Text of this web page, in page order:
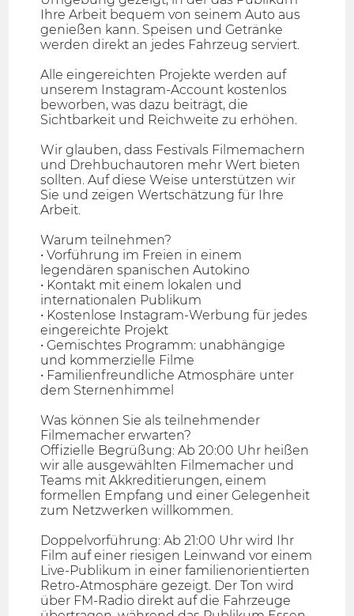
Ihre Arbeit bequem von seinem Auto aus
genießen kann. Speisen und Getränke
werden direkt an jedes Fahrzeug serviert.
Alle eingereichten Projekte werden auf
unserem Instagram-Account kostenlos
beworben, was dazu beiträgt, die
Sichtbarkeit und Reichweite zu erhöhen.
Wir glauben, dass Festivals Filmemachern
und Drehbuchautoren mehr Wert bieten
sollten. Auf diese Weise unterstützen wir
Sie und zeigen Wertschätzung für Ihre
Arbeit.
Warum teilnehmen?
• Vorführung im Freien in einem
legendären spanischen Autokino
• Kontakt mit einem lokalen und
internationalen Publikum
• Kostenlose Instagram-Werbung für jedes
eingereichte Projekt
• Gemischtes Programm: unabhängige
und kommerzielle Filme
• Familienfreundliche Atmosphäre unter
dem Sternenhimmel
Was können Sie als teilnehmender
Filmemacher erwarten?
Offizielle Begrüßung: Ab 20:00 Uhr heißen
wir alle ausgewählten Filmemacher und
Teams mit Akkreditierungen, einem
formellen Empfang und einer Gelegenheit
zum Netzwerken willkommen.
Doppelvorführung: Ab 21:00 Uhr wird Ihr
Film auf einer riesigen Leinwand vor einem
Live-Publikum in einer familienorientierten
Retro-Atmosphäre gezeigt. Der Ton wird
über FM-Radio direkt auf die Fahrzeuge